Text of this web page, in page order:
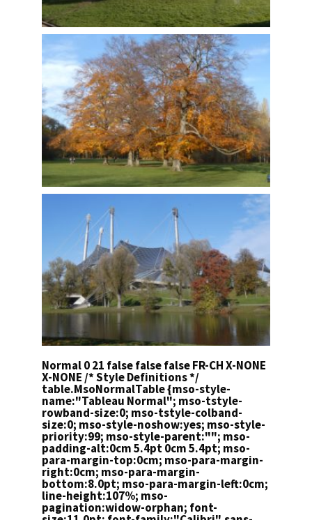
Normal 0 21 false false false FR-CH X-NONE
X-NONE/* Style Definitions */
table.MsoNormalTable {mso-style-
name:"Tableau Normal"; mso-tstyle-
rowband-size:0; mso-tstyle-colband-
size:0; mso-style-noshow:yes; mso-style-
priority:99; mso-style-parent:""; mso-
padding-alt:0cm 5.4pt 0cm 5.4pt; mso-
para-margin-top:0cm; mso-para-margin-
right:0cm; mso-para-margin-
bottom:8.0pt; mso-para-margin-left:0cm;
line-height:107%; mso-
pagination:widow-orphan; font-